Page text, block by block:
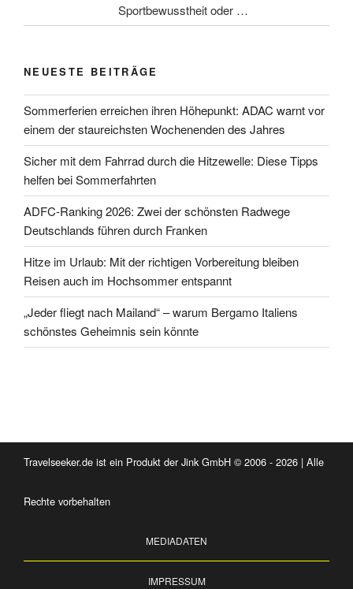
Sportbewusstheit oder …
NEUESTE BEITRÄGE
Sommerferien erreichen ihren Höhepunkt: ADAC warnt vor
einem der staureichsten Wochenenden des Jahres
Sicher mit dem Fahrrad durch die Hitzewelle: Diese Tipps
helfen bei Sommerfahrten
ADFC-Ranking 2026: Zwei der schönsten Radwege
Deutschlands führen durch Franken
Hitze im Urlaub: Mit der richtigen Vorbereitung bleiben
Reisen auch im Hochsommer entspannt
„Jeder fliegt nach Mailand“ – warum Bergamo Italiens
schönstes Geheimnis sein könnte
Travelseeker.de ist ein Produkt der Jink GmbH © 2006 - 2026 | Alle
Rechte vorbehalten
MEDIADATEN
IMPRESSUM